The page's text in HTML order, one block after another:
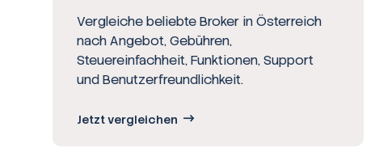
Vergleiche beliebte Broker in Österreich
nach Angebot, Gebühren,
Steuereinfachheit, Funktionen, Support
und Benutzerfreundlichkeit.
Jetzt vergleichen